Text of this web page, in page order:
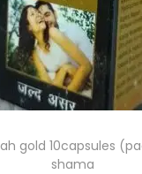
gold 10capsules
shama